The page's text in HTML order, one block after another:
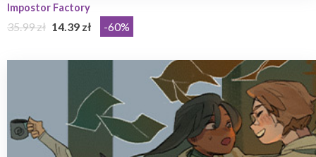
Impostor Factory
35.99 zł 14.39 zł -60%